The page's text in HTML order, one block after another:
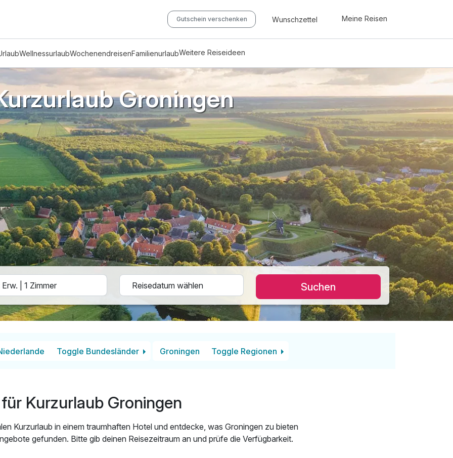
Gutschein verschenken Wunschzettel Meine Reisen
WellnessurlaubWochenendreisenFamilienurlaubWeitere Reiseideen
Groningen
Suchen
Toggle Bundesländer Groningen Toggle Regionen
Kurzurlaub Groningen
Kurzurlaub in einem traumhaften Hotel und entdecke, was Groningen zu bieten
gefunden. Bitte gib deinen Reisezeitraum an und prüfe die Verfügbarkeit.